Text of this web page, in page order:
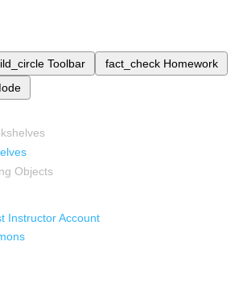
Toolbar fact_check Homework
Objects
Instructor Account